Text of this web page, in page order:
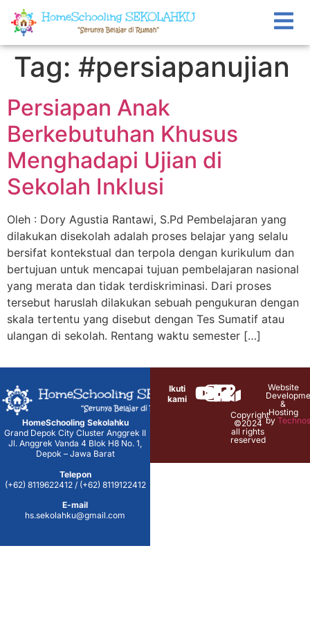
Tag: #persiapanujian
Persiapan Anak
Berkebutuhan Khusus
Menghadapi Ujian di
Sekolah Inklusi
Oleh : Dory Agustia Rantawi, S.Pd Pembelajaran yang
dilakukan disekolah adalah proses belajar yang selalu
bersifat kontekstual dan terpola dengan kurikulum dan
bertujuan untuk mencapai tujuan pembelajaran nasional
yang merata dan tidak terdiskriminasi. Dari proses
tersebut haruslah dilakukan sebuah pengukuran dengan
skala tertentu yang disebut dengan Tes Sumatif atau
ulangan di sekolah. Rentang waktu semester […]
HomeSchooling Sekolahku
Grand Depok City Cluster Anggrek II
Jl. Anggrek Vanda 4 Blok H8 No. 1,
Depok – Jawa Barat
Telepon
(+62) 8119622412 / (+62) 8119122412
E-mail
hs.sekolahku@gmail.com
Ikuti
kami
Copyright
©2024
all rights
reserved
Website
&
Hosting
by